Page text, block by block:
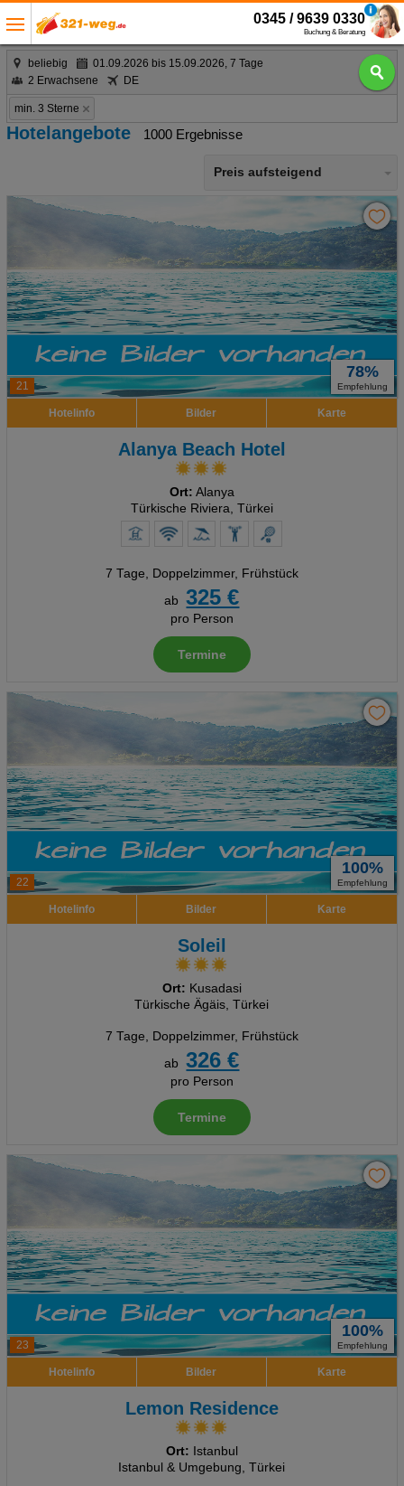
0345 / 9639 0330
Buchung & Beratung
beliebig
01.09.2026 bis 15.09.2026, 7 Tage
2 Erwachsene
DE
min. 3 Sterne
Hotelangebote 1000 Ergebnisse
Preis aufsteigend
21
78%
Empfehlung
Hotelinfo Bilder Karte
Alanya Beach Hotel
Ort: Alanya
Türkische Riviera, Türkei
7 Tage, Doppelzimmer, Frühstück
ab
325 €
pro Person
Termine
22
100%
Empfehlung
Hotelinfo Bilder Karte
Soleil
Ort: Kusadasi
Türkische Ägäis, Türkei
7 Tage, Doppelzimmer, Frühstück
ab
326 €
pro Person
Termine
23
100%
Empfehlung
Hotelinfo Bilder Karte
Lemon Residence
Ort: Istanbul
Istanbul & Umgebung, Türkei